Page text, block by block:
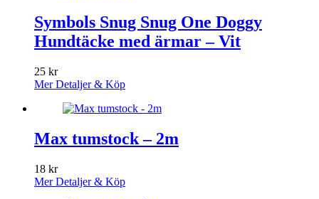
Symbols Snug Snug One Doggy
Hundtäcke med ärmar – Vit
25 kr
Mer Detaljer & Köp
Max tumstock – 2m
18 kr
Mer Detaljer & Köp